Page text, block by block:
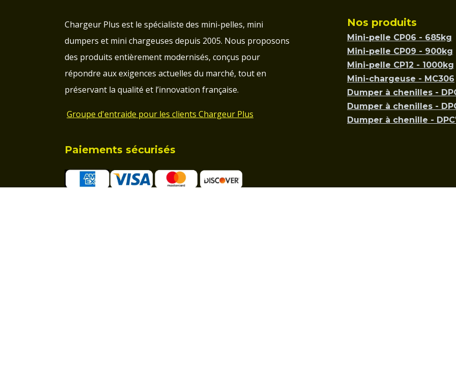
Nos produits
Mini-pelle CP06 - 685kg
Mini-pelle CP09 - 900kg
Mini-pelle CP12 - 1000kg
Mini-chargeuse - MC306
Dumper à chenilles -
Dumper à chenilles -
Dumper à chenille -
Paiements sécurisés
Chargeur Plus est le spécialiste des mini-pelles, mini
dumpers et mini chargeuses depuis 2005. Nous proposons
des produits entièrement modernisés, conçus pour
répondre aux exigences actuelles du marché, tout en
préservant la qualité et l’innovation française.
Groupe d'entraide pour les clients Chargeur Plus